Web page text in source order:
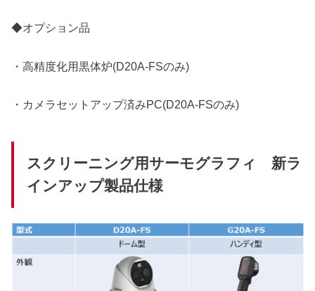
◆オプション品
・高精度化用黒体炉(D20A-FSのみ)
・カメラセットアップ済みPC(D20A-FSのみ)
スクリーニング用サーモグラフィ 新ラ
インアップ製品仕様